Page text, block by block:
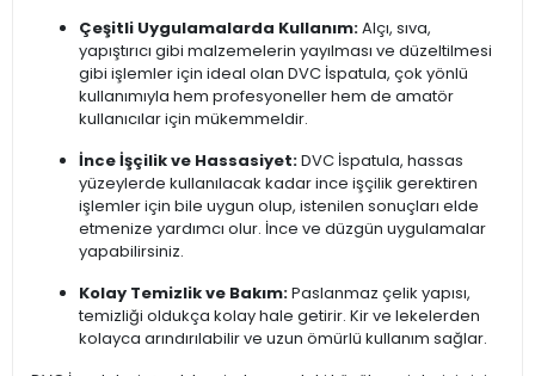
Çeşitli Uygulamalarda Kullanım:Alçı, sıva,
yapıştırıcı gibi malzemelerin yayılması ve düzeltilmesi
gibi işlemler için ideal olan DVC İspatula, çok yönlü
kullanımıyla hem profesyoneller hem de amatör
kullanıcılar için mükemmeldir.
İnce İşçilik ve Hassasiyet:DVC İspatula, hassas
yüzeylerde kullanılacak kadar ince işçilik gerektiren
işlemler için bile uygun olup, istenilen sonuçları elde
etmenize yardımcı olur. İnce ve düzgün uygulamalar
yapabilirsiniz.
Kolay Temizlik ve Bakım:Paslanmaz çelik yapısı,
temizliği oldukça kolay hale getirir. Kir ve lekelerden
kolayca arındırılabilir ve uzun ömürlü kullanım sağlar.